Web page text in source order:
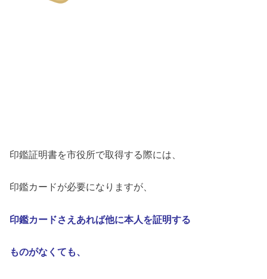
印鑑証明書を市役所で取得する際には、
印鑑カードが必要になりますが、
印鑑カードさえあれば他に本人を証明する
ものがなくても、